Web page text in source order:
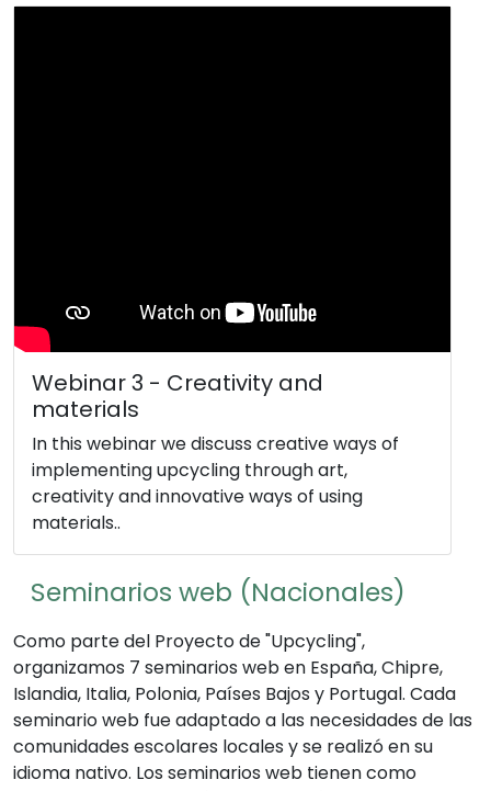
Webinar 3 - Creativity and
materials
In this webinar we discuss creative ways of
implementing upcycling through art,
creativity and innovative ways of using
materials..
Seminarios web (Nacionales)
Como parte del Proyecto de "Upcycling",
organizamos 7 seminarios web en España, Chipre,
Islandia, Italia, Polonia, Países Bajos y Portugal. Cada
seminario web fue adaptado a las necesidades de las
comunidades escolares locales y se realizó en su
idioma nativo. Los seminarios web tienen como